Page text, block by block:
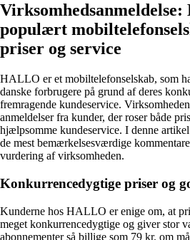
populært
priser og service
HALLO er et mobiltelefonselskab, som
danske forbrugere på grund af deres
fremragende kundeservice.
anmeldelser fra kunder, der roser både
hjælpsomme kundeservice. I denne
de mest bemærkelsesværdige
vurdering af virksomheden.
Konkurrencedygtige priser og
Kunderne hos HALLO er enige om, at
meget konkurrencedygtige og giver stor
abonnementer så billige som 79 kr. om